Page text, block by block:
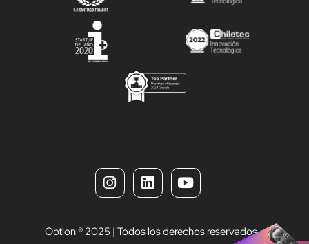
Option ® 2025 | Todos los derechos reservados